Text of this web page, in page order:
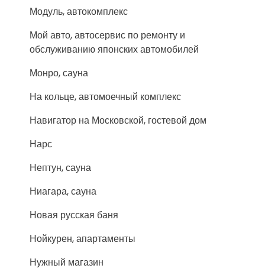
Модуль, автокомплекс
Мой авто, автосервис по ремонту и
обслуживанию японских автомобилей
Монро, сауна
На кольце, автомоечный комплекс
Навигатор на Московской, гостевой дом
Нарс
Нептун, сауна
Ниагара, сауна
Новая русская баня
Нойкурен, апартаменты
Нужный магазин